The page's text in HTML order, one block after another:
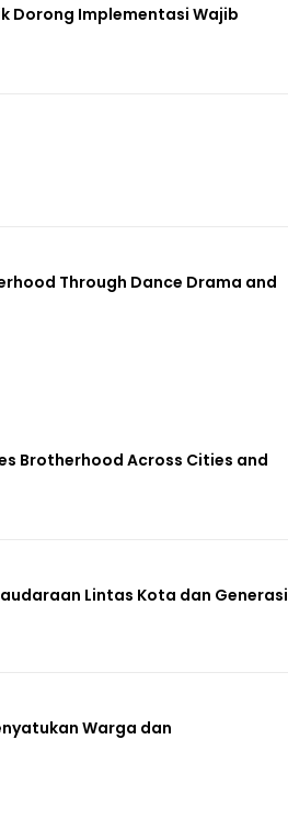
Dorong Implementasi Wajib
Through Dance Drama and
Brotherhood Across Cities and
Lintas Kota dan Generasi
Warga dan